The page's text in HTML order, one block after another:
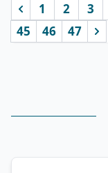
vorherige
1 2 3
45
46 47